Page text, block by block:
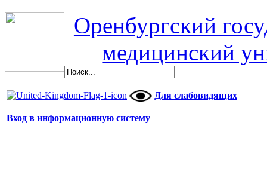
Оренбургский
медицинский
Для слабовидящих
Вход в информационную систему